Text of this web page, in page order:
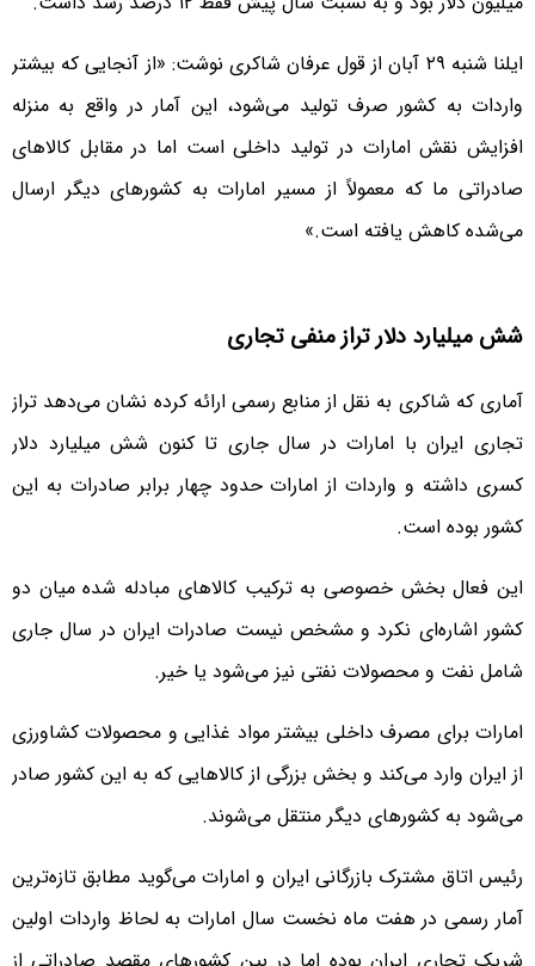
ایلنا شنبه ۲۹ آبان از قول عرفان شاکری نوشت: «از آنجایی که بیشتر
واردات به کشور صرف تولید می‌شود، این آمار در واقع به منزله
افزایش نقش امارات در تولید داخلی است اما در مقابل کالا‌های
صادراتی ما که معمولاً از مسیر امارات به کشور‌های دیگر ارسال
می‌شده کاهش یافته است.»
شش میلیارد دلار تراز منفی تجاری
آماری که شاکری به نقل از منابع رسمی ارائه کرده نشان می‌دهد تراز
تجاری ایران با امارات در سال جاری تا کنون شش میلیارد دلار
کسری داشته و واردات از امارات حدود چهار برابر صادرات به این
کشور بوده است.
این فعال بخش خصوصی به ترکیب کالاهای مبادله شده میان دو
کشور اشاره‌ای نکرد و مشخص نیست صادرات ایران در سال جاری
شامل نفت و محصولات نفتی نیز می‌شود یا خیر.
امارات برای مصرف داخلی بیشتر مواد غذایی و محصولات کشاورزی
از ایران وارد می‌کند و بخش بزرگی از کالاهایی که به این کشور صادر
می‌شود به کشورهای دیگر منتقل می‌شوند.
رئیس اتاق مشترک بازرگانی ایران و امارات می‌گوید مطابق تازه‌ترین
آمار رسمی در هفت ماه نخست سال امارات به لحاظ واردات اولین